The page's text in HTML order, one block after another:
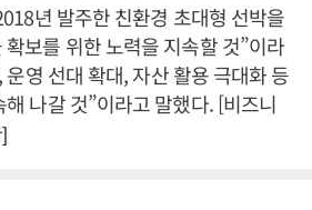
년 발주한 친환경 초대형 선박을
보를 위한 노력을 지속할 것”이라
영 선대 확대, 자산 활용 극대화 등
나갈 것”이라고 말했다. [비즈니